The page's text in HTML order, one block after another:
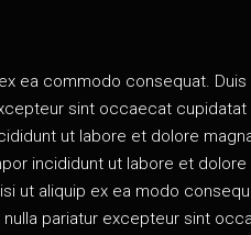
ea com­mo­do conse­quat. Duis
sint occae­cat cupi­da­tat
ut labore et dolore
inci­di­dunt ut labore et dolore
ut ali­quip ex ea modo
paria­tur excep­teur sint